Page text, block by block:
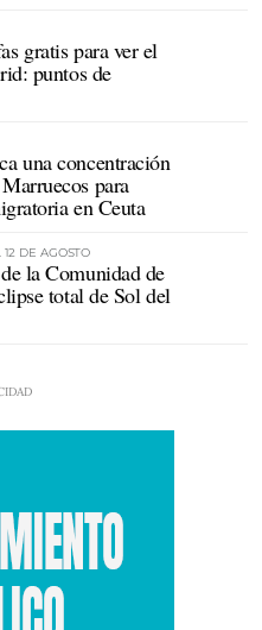
gratis para ver el
puntos de
una concentración
para
en Ceuta
DE AGOSTO
la Comunidad de
total de Sol del